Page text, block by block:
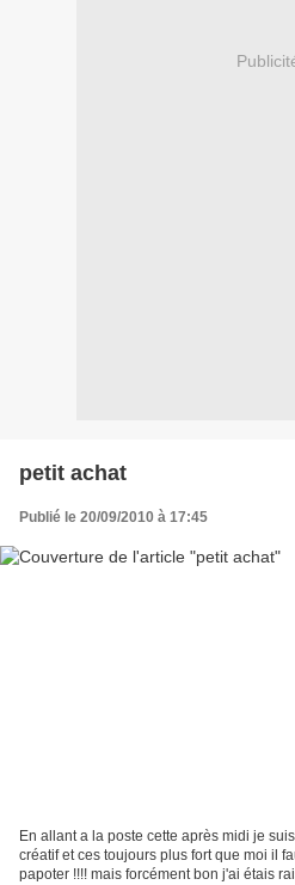
petit achat
Publié le 20/09/2010 à 17:45
En allant a la poste cette après midi je
créatif et ces toujours plus fort que moi il
papoter !!!! mais forcément bon j'ai étais